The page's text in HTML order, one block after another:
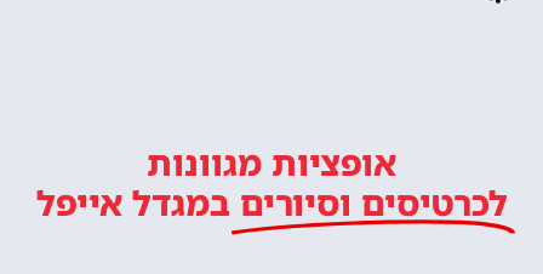
אופציות מגוונות
לכרטיסים וסיורים במגדל אייפל